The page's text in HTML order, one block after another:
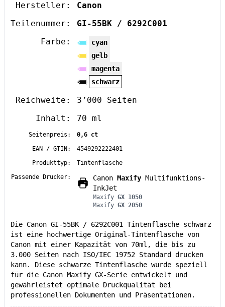
Hersteller:
Canon
Teilenummer:
GI-55BK / 6292C001
Farbe:
cyan
gelb
magenta
schwarz
Reichweite:
3’000 Seiten
Inhalt:
70 ml
Seitenpreis:
0,6 ct
EAN / GTIN:
4549292222401
Produkttyp:
Tintenflasche
Passende Drucker:
Canon Maxify Multifunktions-
InkJet
Maxify GX 1050
Maxify GX 2050
Die Canon GI-55BK / 6292C001 Tintenflasche schwarz
ist eine hochwertige Original-Tintenflasche von
Canon mit einer Kapazität von 70ml, die bis zu
3.000 Seiten nach ISO/IEC 19752 Standard drucken
kann. Diese schwarze Tintenflasche wurde speziell
für die Canon Maxify GX-Serie entwickelt und
gewährleistet optimale Druckqualität bei
professionellen Dokumenten und Präsentationen.